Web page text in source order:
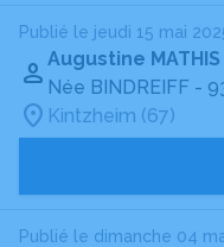
Publié le jeudi 15 mai
Augustine MATHIS
Née BINDREIFF -
Kintzheim (67)
Publié le dimanche 04